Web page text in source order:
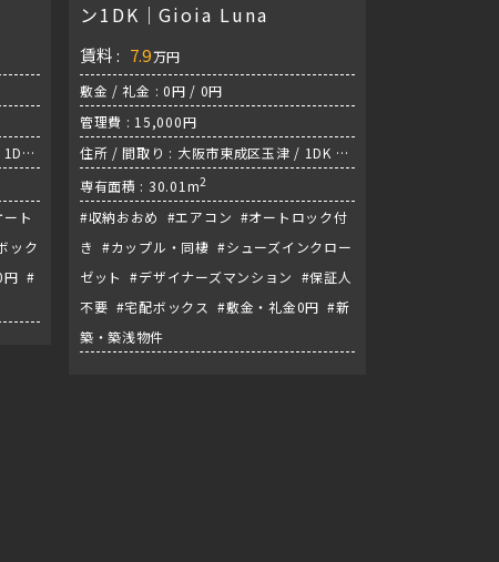
ト
ック
円 #
ン1DK｜Gioia Luna
賃料 : 7.9万円
敷金 / 礼金 : 0円 / 0円
管理費 : 15,000円
住所 / 間取り : 大阪市東成区玉津 / 1DK /
環状線『鶴橋駅』
専有面積 : 30.01m2
#収納おおめ #エアコン #オートロック付
き #カップル・同棲 #シューズインクロー
ゼット #デザイナーズマンション #保証人
不要 #宅配ボックス #敷金・礼金0円 #新
築・築浅物件